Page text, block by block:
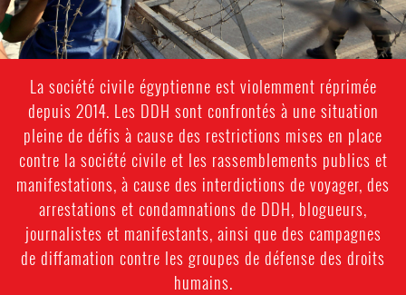
La société civile égyptienne est violemment réprimée
depuis 2014. Les DDH sont confrontés à une situation
pleine de défis à cause des restrictions mises en place
contre la société civile et les rassemblements publics et
manifestations, à cause des interdictions de voyager, des
arrestations et condamnations de DDH, blogueurs,
journalistes et manifestants, ainsi que des campagnes
de diffamation contre les groupes de défense des droits
humains.